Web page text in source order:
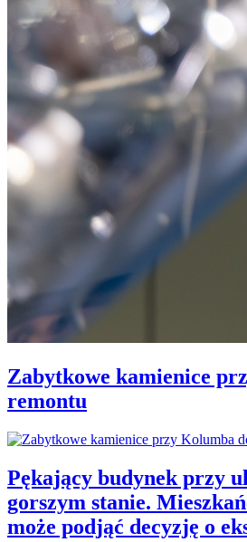
Zabytkowe kamienice
remontu
Pękający budynek przy
gorszym stanie.
może podjąć decyzję o